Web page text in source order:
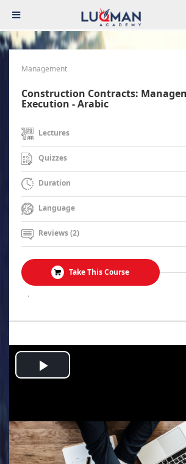
Management
Construction Contracts:
Execution - Arabic
Lectures
Quizzes
Duration
Language
Reviews (2)
Take This Course
.
Play